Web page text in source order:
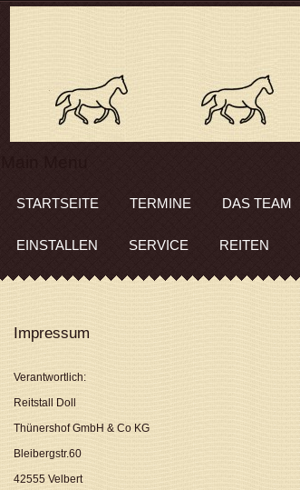
STARTSEITE TERMINE DAS TEAM
EINSTALLEN SERVICE REITEN
Impressum
Verantwortlich:
Reitstall Doll
Thünershof GmbH & Co KG
Bleibergstr.60
42555 Velbert